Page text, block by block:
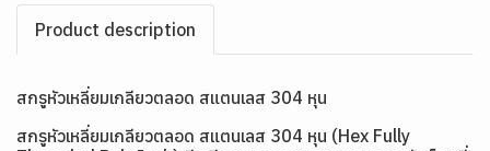
Product description
สกรูหัวเหลี่ยมเกลียวตลอด สแตนเลส 304 หุน
สกรูหัวเหลี่ยมเกลียวตลอด สแตนเลส 304 หุน (Hex Fully